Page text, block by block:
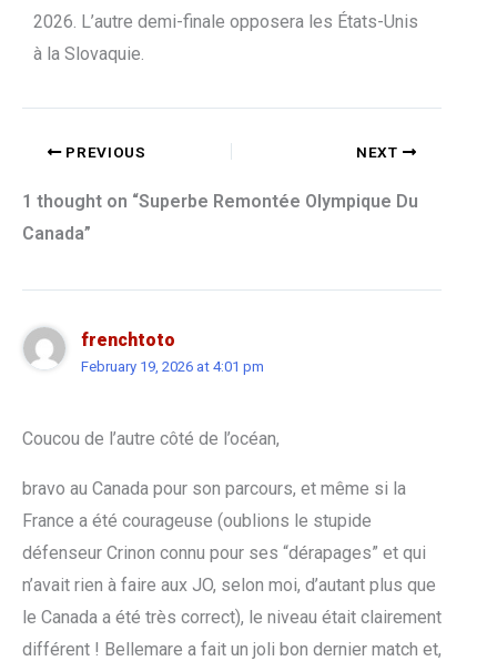
2026. L’autre demi-finale opposera les États-Unis
à la Slovaquie.
PREVIOUS NEXT
1 thought on “Superbe Remontée Olympique Du
Canada”
frenchtoto
February 19, 2026 at 4:01 pm
Coucou de l’autre côté de l’océan,
bravo au Canada pour son parcours, et même si la
France a été courageuse (oublions le stupide
défenseur Crinon connu pour ses “dérapages” et qui
n’avait rien à faire aux JO, selon moi, d’autant plus que
le Canada a été très correct), le niveau était clairement
différent ! Bellemare a fait un joli bon dernier match et,